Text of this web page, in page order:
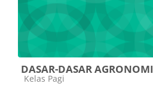
DASAR-DASAR
Kategori kursus
Kelas Pagi